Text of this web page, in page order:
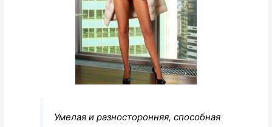
Умелая и разносторонняя, способная